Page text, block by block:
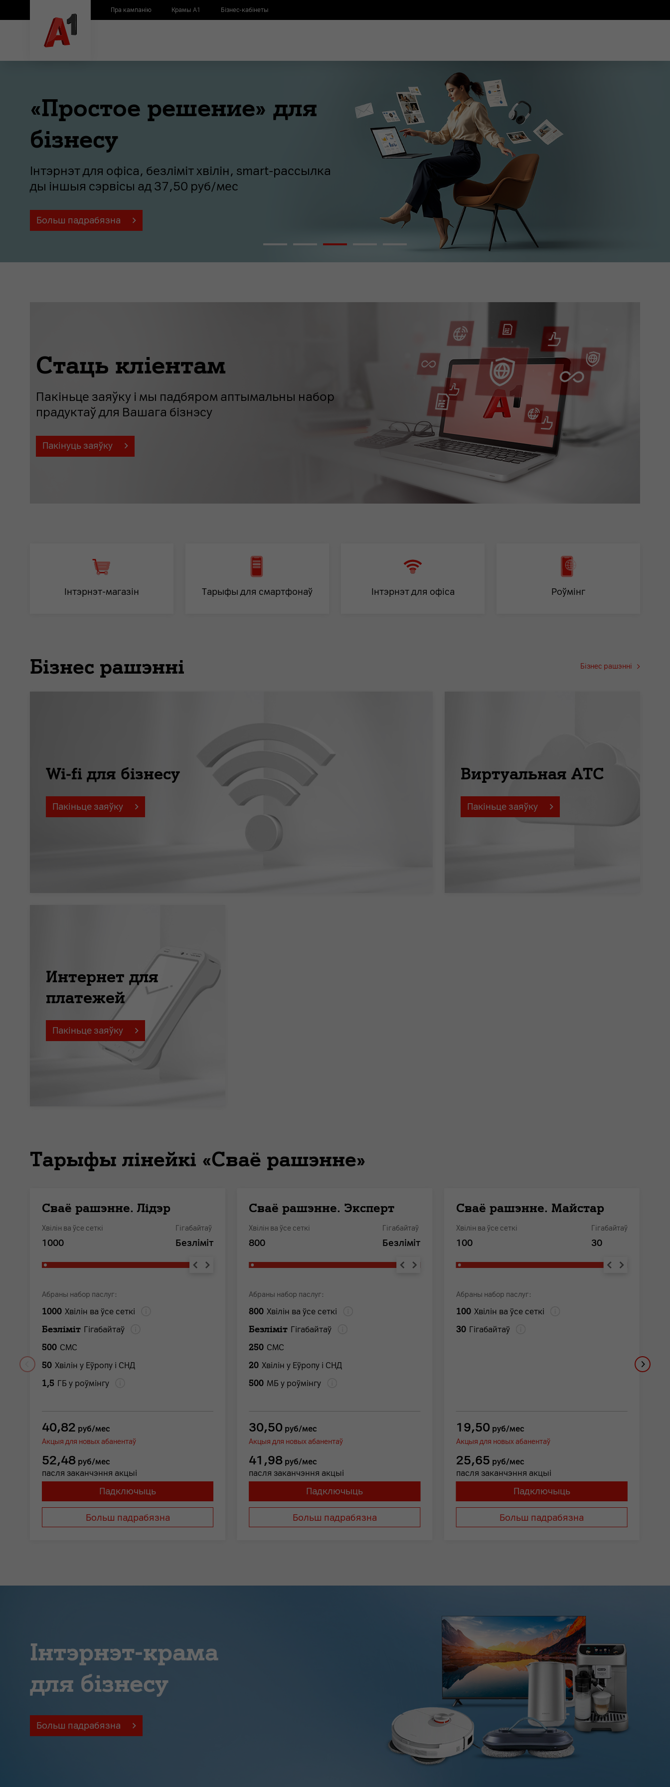
Пра кампанію Крамы А1 Бізнес-кабінеты
для
smart-рассылка
Падпіска
абарона
пакалення
працоўных
Больш падрабязна
Стаць кліентам
Пакіньце заяўку і мы падбяром аптымальны набор
прадуктаў для Вашага бізнэсу
Пакінуць заяўку
Інтэрнэт-магазiн Тарыфы для смартфонаў Інтэрнэт для офіса Роўмiнг
Бізнес рашэнні Бізнес рашэнні
Wi-fi для бізнесу
Пакіньце заяўку
Виртуальная АТС
Пакіньце заяўку
Интернет для
платежей
Пакіньце заяўку
Тарыфы лінейкі «Сваё рашэнне»
Сваё рашэнне. Лідэр
Хвілін ва ўсе сеткі
1000
Гігабайтаў
Безлiмiт
Абраны набор паслуг:
1000 Хвілін ва ўсе сеткі
Безлiмiт Гігабайтаў
500 СМС
50 Хвілін у Еўропу і СНД
1,5 ГБ у роўмінгу
40,82 руб/мес
Акцыя для новых абанентаў
52,48 руб/мес
пасля заканчэння акцыі
Падключыць
Больш падрабязна
Сваё рашэнне. Эксперт
Хвілін ва ўсе сеткі
800
Гігабайтаў
Безлiмiт
Абраны набор паслуг:
800 Хвілін ва ўсе сеткі
Безлiмiт Гігабайтаў
250 СМС
20 Хвілін у Еўропу і СНД
500 MБ у роўмінгу
30,50 руб/мес
Акцыя для новых абанентаў
41,98 руб/мес
пасля заканчэння акцыі
Падключыць
Больш падрабязна
Сваё рашэнне. Майстар
Хвілін ва ўсе сеткі
100
Гігабайтаў
30
Абраны набор паслуг:
100 Хвілін ва ўсе сеткі
30 Гігабайтаў
19,50 руб/мес
Акцыя для новых абанентаў
25,65 руб/мес
пасля заканчэння акцыі
Падключыць
Больш падрабязна
Інтэрнэт-крама
для бізнесу
Больш падрабязна